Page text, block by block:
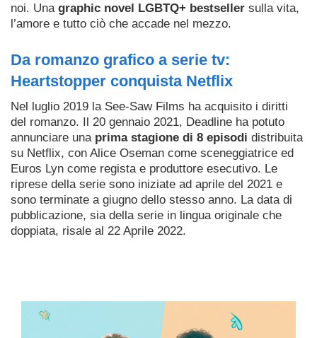
noi. Una graphic novel LGBTQ+ bestseller sulla vita,
l’amore e tutto ciò che accade nel mezzo.
Da romanzo grafico a serie tv:
Heartstopper conquista Netflix
Nel luglio 2019 la See-Saw Films ha acquisito i diritti
del romanzo. Il 20 gennaio 2021, Deadline ha potuto
annunciare una prima stagione di 8 episodi distribuita
su Netflix, con Alice Oseman come sceneggiatrice ed
Euros Lyn come regista e produttore esecutivo. Le
riprese della serie sono iniziate ad aprile del 2021 e
sono terminate a giugno dello stesso anno. La data di
pubblicazione, sia della serie in lingua originale che
doppiata, risale al 22 Aprile 2022.